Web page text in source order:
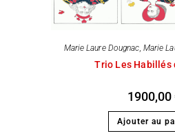
Marie Laure Dougnac, Marie
Trio Les Habillés
1900,00
Ajouter au